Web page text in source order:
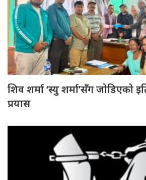
शिव शर्मा ‘स्यु शर्मा’सँग जोडिएको
प्रयास